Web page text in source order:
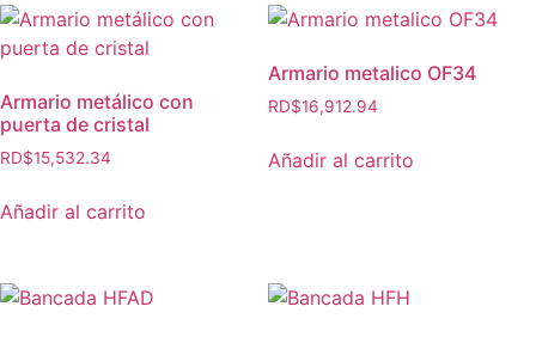
Armario metálico con
puerta de cristal
RD$15,532.34
Añadir al carrito
Armario metalico OF34
RD$16,912.94
Añadir al carrito